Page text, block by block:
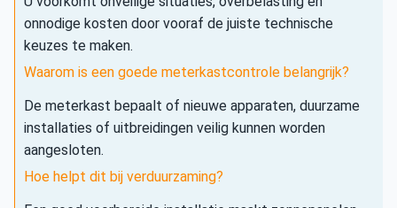
onnodige kosten door vooraf de juiste technische
keuzes te maken.
Waarom is een goede meterkastcontrole belangrijk?
De meterkast bepaalt of nieuwe apparaten, duurzame
installaties of uitbreidingen veilig kunnen worden
aangesloten.
Hoe helpt dit bij verduurzaming?